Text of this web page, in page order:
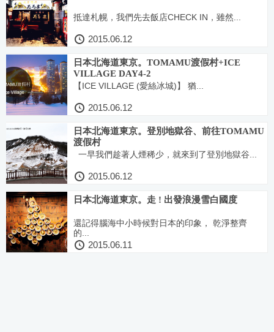
抵達札幌，我們先去飯店CHECK IN，雖然...
2015.06.12
日本北海道東京。TOMAMU渡假村+ICE
VILLAGE DAY4-2
【ICE VILLAGE (愛絲冰城)】 猶...
2015.06.12
日本北海道東京。登別地獄谷、前往TOMAMU
渡假村
一早我們趁著人煙稀少，就來到了登別地獄谷...
2015.06.12
日本北海道東京。走 ! 出發浪漫雪白國度
還記得腦海中小時候對日本的印象， 乾淨整齊
的...
2015.06.11